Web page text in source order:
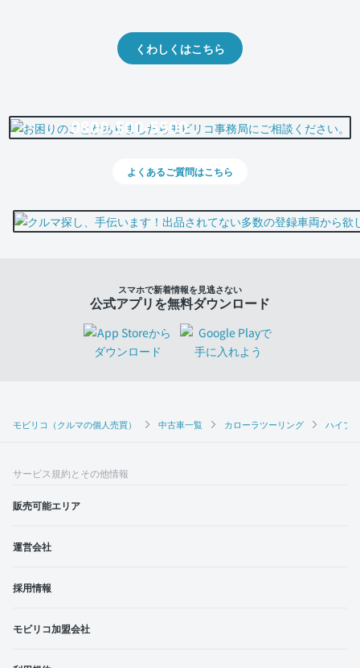
モビリコ（クルマの個人売買） 中古車一覧 カローラツーリング ハイブ
くわしくはこちら
0800-500-5500
よくあるご質問はこちら
スマホで新着情報を見逃さない
公式アプリを無料ダウンロード
サービス規約とその他情報
販売可能エリア
運営会社
採用情報
モビリコ加盟会社